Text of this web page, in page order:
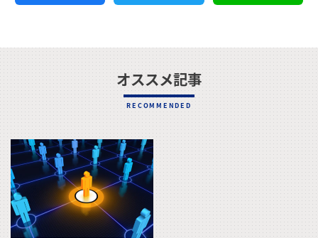
オススメ記事
RECOMMENDED